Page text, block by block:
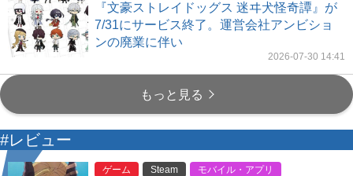
『文豪ストレイドッグス 迷ヰ犬怪奇譚』が
7/31にサービス終了。運営会社アンビショ
ンの廃業に伴い
2026-07-30 14:41
もっと見る
#レビュー
ゲーム Steam モバイル・アプリ